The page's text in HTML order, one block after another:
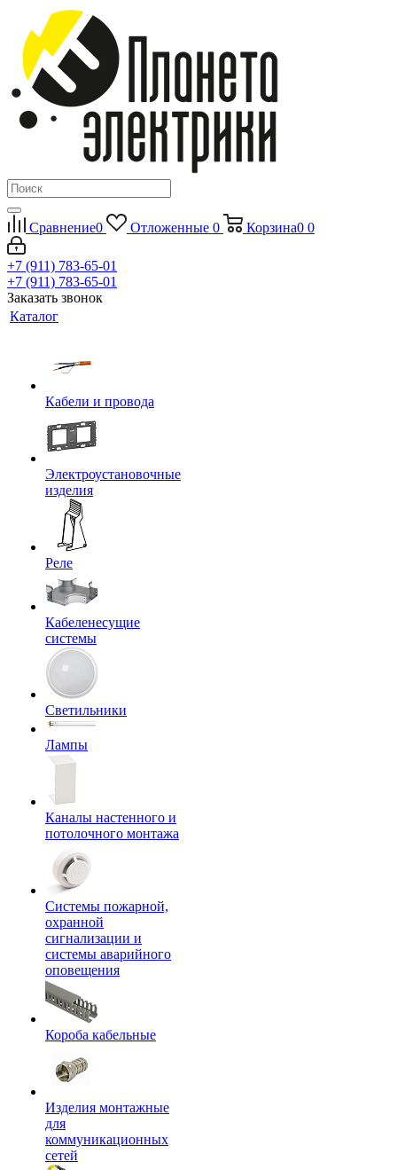
Сравнение0 Отложенные 0 Корзина0 0
+7 (911) 783-65-01
+7 (911) 783-65-01
Заказать звонок
Каталог
Кабели и провода
Электроустановочные
изделия
Реле
Кабеленесущие
системы
Светильники
Лампы
Каналы настенного и
потолочного монтажа
Системы пожарной,
охранной
сигнализации и
системы аварийного
оповещения
Короба кабельные
Изделия монтажные
для
коммуникационных
сетей